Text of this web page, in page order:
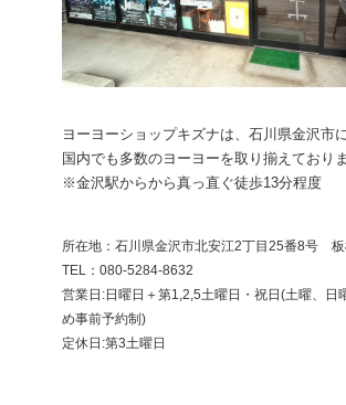
ヨーヨーショップキズナは、石川県金沢市
国内でも多数のヨーヨーを取り揃えておりま
※金沢駅からから真っ直ぐ徒歩13分程度
所在地：石川県金沢市北安江2丁目25番8号
​TEL：080-5284-8632
営業日:日曜日＋第1,2,5土曜日・祝日(土曜、日
め事前予約制)
定休日:第3土曜日